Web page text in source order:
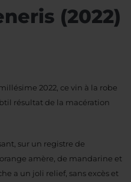
(2022)
2022, ce vin à la robe
résultat de la macération
sur un registre de
amère, de mandarine et
a un joli relief, sans excès et